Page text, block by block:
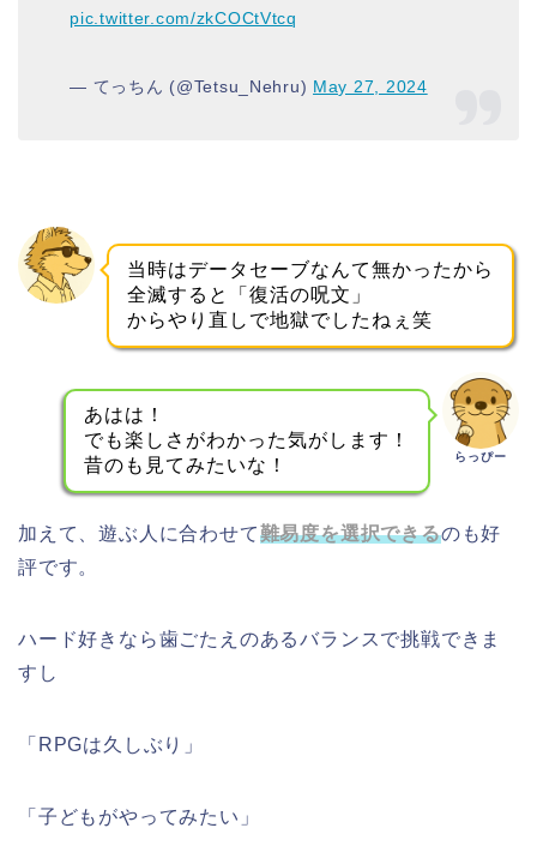
pic.twitter.com/zkCOCtVtcq
— てっちん (@Tetsu_Nehru) May 27, 2024
当時はデータセーブなんて無かったから
全滅すると「復活の呪文」
からやり直しで地獄でしたねぇ笑
あはは！
でも楽しさがわかった気がします！
昔のも見てみたいな！
らっぴー
加えて、遊ぶ人に合わせて難易度を選択できるのも好
評です。
ハード好きなら歯ごたえのあるバランスで挑戦できま
すし
「RPGは久しぶり」
「子どもがやってみたい」